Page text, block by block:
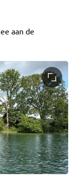
aan de